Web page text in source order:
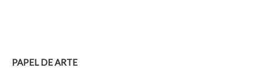
PAPEL DE ARTE